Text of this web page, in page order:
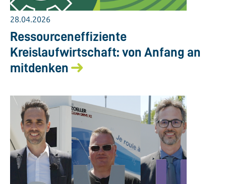
28.04.2026
Ressourceneffiziente
Kreislaufwirtschaft: von Anfang an
mitdenken